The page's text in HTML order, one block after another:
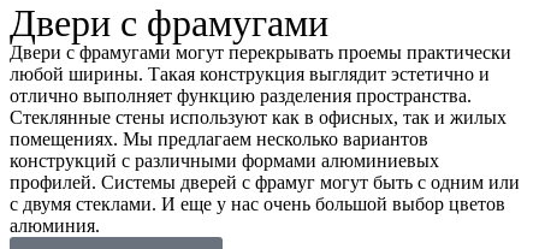
Двери с фрамугами
Двери с фрамугами могут перекрывать проемы практически
любой ширины. Такая конструкция выглядит эстетично и
отлично выполняет функцию разделения пространства.
Стеклянные стены используют как в офисных, так и жилых
помещениях. Мы предлагаем несколько вариантов
конструкций с различными формами алюминиевых
профилей. Системы дверей с фрамуг могут быть с одним или
с двумя стеклами. И еще у нас очень большой выбор цветов
алюминия.